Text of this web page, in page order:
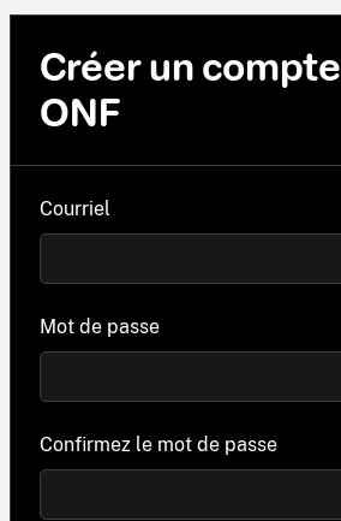
Créer un compte
ONF
Courriel
Mot de passe
Confirmez le mot de passe